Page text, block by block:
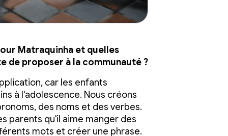
Matraquinha et quelles
de proposer à la communauté ?
car les enfants
à l'adolescence. Nous créons
des noms et des verbes.
parents qu'il aime manger des
mots et créer une phrase.